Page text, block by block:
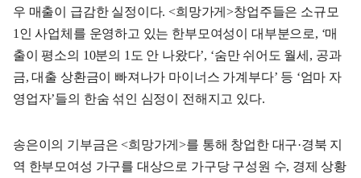
우 매출이 급감한 실정이다. <희망가게>창업주들은 소규모
1인 사업체를 운영하고 있는 한부모여성이 대부분으로, ‘매
출이 평소의 10분의 1도 안 나왔다’, ‘숨만 쉬어도 월세, 공과
금, 대출 상환금이 빠져나가 마이너스 가계부다’ 등 ‘엄마 자
영업자’들의 한숨 섞인 심정이 전해지고 있다.
송은이의 기부금은 <희망가게>를 통해 창업한 대구·경북 지
역 한부모여성 가구를 대상으로 가구당 구성원 수, 경제 상황